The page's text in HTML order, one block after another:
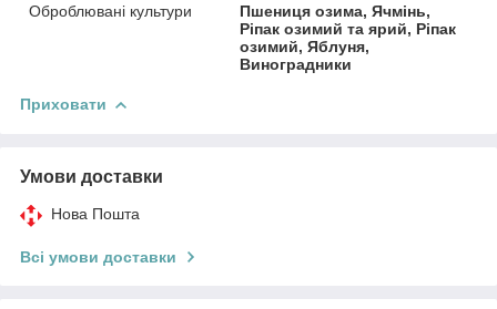
Оброблювані культури
Пшениця озима, Ячмінь,
Ріпак озимий та ярий, Ріпак
озимий, Яблуня,
Виноградники
Приховати
Умови доставки
Нова Пошта
Всі умови доставки